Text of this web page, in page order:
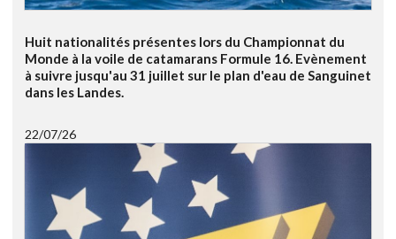
Huit nationalités présentes lors du Championnat du
Monde à la voile de catamarans Formule 16. Evènement
à suivre jusqu'au 31 juillet sur le plan d'eau de Sanguinet
dans les Landes.
22/07/26